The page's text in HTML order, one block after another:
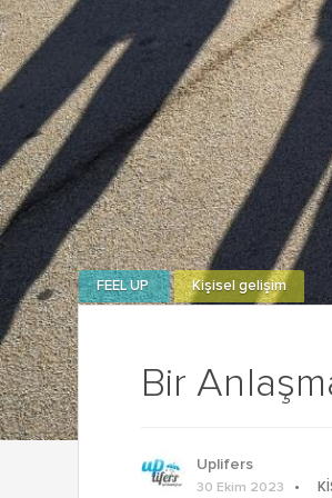
Bir
FEEL UP Kişisel gelişim
Uplifers
30 Ekim 2023